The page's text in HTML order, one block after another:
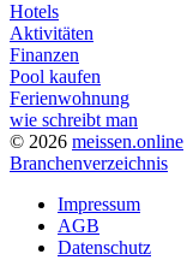
Hotels
Aktivitäten
Finanzen
Pool kaufen
Ferienwohnung
wie schreibt man
© 2026 meissen.online
Branchenverzeichnis
Impressum
AGB
Datenschutz